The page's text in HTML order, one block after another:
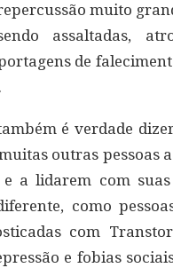
muito
assaltadas,
de
é verdade
outras pessoas
e a lidarem com
como
com
e fobias